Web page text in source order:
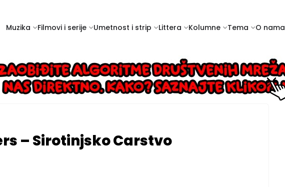
Muzika Filmovi i serije Umetnost i strip Littera Kolumne Tema O nama
– Sirotinjsko Carstvo